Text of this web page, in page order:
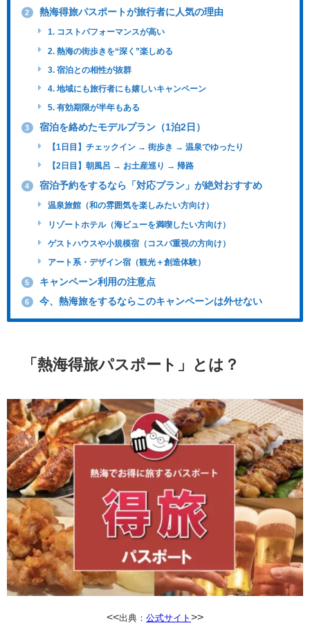
2 熱海得旅パスポートが旅行者に人気の理由
1. コストパフォーマンスが高い
2. 熱海の街歩きを“深く”楽しめる
3. 宿泊との相性が抜群
4. 地域にも旅行者にも嬉しいキャンペーン
5. 有効期限が半年もある
3 宿泊を絡めたモデルプラン（1泊2日）
【1日目】チェックイン → 街歩き → 温泉でゆったり
【2日目】朝風呂 → お土産巡り → 帰路
4 宿泊予約をするなら「対応プラン」が絶対おすすめ
温泉旅館（和の雰囲気を楽しみたい方向け）
リゾートホテル（海ビューを満喫したい方向け）
ゲストハウスや小規模宿（コスパ重視の方向け）
アート系・デザイン宿（観光＋創造体験）
5 キャンペーン利用の注意点
6 今、熱海旅をするならこのキャンペーンは外せない
「熱海得旅パスポート」とは？
<<出典： 公式サイト >>